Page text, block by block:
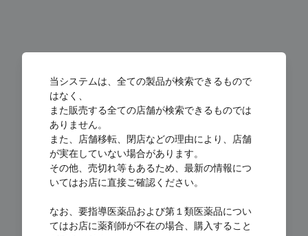
Loading...
当システムは、全ての製品が検索できるもので
はなく、
また販売する全ての店舗が検索できるものでは
ありません。
また、店舗移転、閉店などの理由により、店舗
が実在していない場合があります。
その他、売切れ等もあるため、最新の情報につ
いてはお店に直接ご確認ください。
なお、要指導医薬品および第１類医薬品につい
てはお店に薬剤師が不在の場合、購入すること